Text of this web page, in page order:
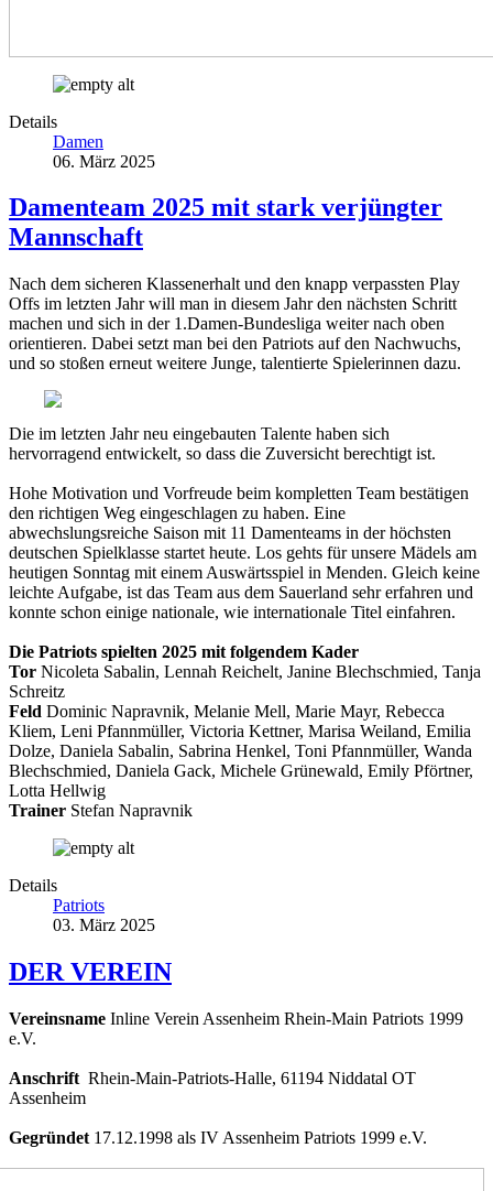
Details
Damen
06. März 2025
Damenteam 2025 mit stark verjüngter
Mannschaft
Nach dem sicheren Klassenerhalt und den knapp verpassten Play
Offs im letzten Jahr will man in diesem Jahr den nächsten Schritt
machen und sich in der 1.Damen-Bundesliga weiter nach oben
orientieren. Dabei setzt man bei den Patriots auf den Nachwuchs,
und so stoßen erneut weitere Junge, talentierte Spielerinnen dazu.
Die im letzten Jahr neu eingebauten Talente haben sich
hervorragend entwickelt, so dass die Zuversicht berechtigt ist.
Hohe Motivation und Vorfreude beim kompletten Team bestätigen
den richtigen Weg eingeschlagen zu haben. Eine
abwechslungsreiche Saison mit 11 Damenteams in der höchsten
deutschen Spielklasse startet heute. Los gehts für unsere Mädels am
heutigen Sonntag mit einem Auswärtsspiel in Menden. Gleich keine
leichte Aufgabe, ist das Team aus dem Sauerland sehr erfahren und
konnte schon einige nationale, wie internationale Titel einfahren.
Die Patriots spielten 2025 mit folgendem Kader
Tor Nicoleta Sabalin, Lennah Reichelt, Janine Blechschmied, Tanja
Schreitz
Feld Dominic Napravnik, Melanie Mell, Marie Mayr, Rebecca
Kliem, Leni Pfannmüller, Victoria Kettner, Marisa Weiland, Emilia
Dolze, Daniela Sabalin, Sabrina Henkel, Toni Pfannmüller, Wanda
Blechschmied, Daniela Gack, Michele Grünewald, Emily Pförtner,
Lotta Hellwig
Trainer Stefan Napravnik
Details
Patriots
03. März 2025
DER VEREIN
Vereinsname Inline Verein Assenheim Rhein-Main Patriots 1999
e.V.
Anschrift Rhein-Main-Patriots-Halle, 61194 Niddatal OT
Assenheim
Gegründet 17.12.1998 als IV Assenheim Patriots 1999 e.V.